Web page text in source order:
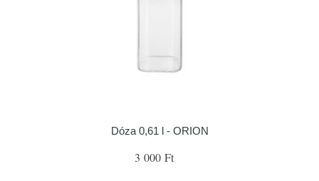
Dóza 0,61 l - ORION
3 000 Ft